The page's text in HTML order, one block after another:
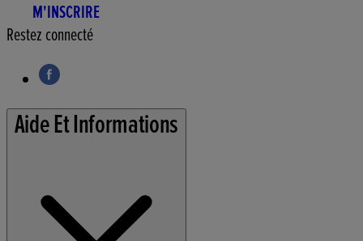
M'INSCRIRE
Restez connecté
Aide Et Informations